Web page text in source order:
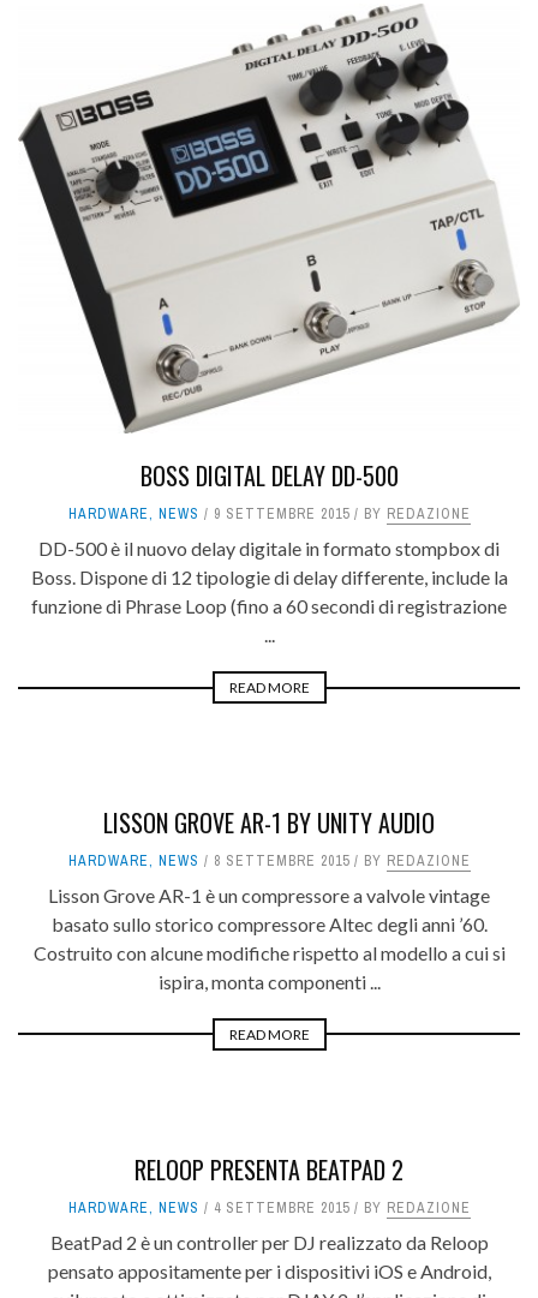
STUDI
MUSIC TECH
REAL LIFE
FREEWARE
MAGAZINE
BOSS DIGITAL DELAY DD-500
HARDWARE, NEWS 9 SETTEMBRE 2015 BY REDAZIONE
DD-500 è il nuovo delay digitale in formato stompbox di
Boss. Dispone di 12 tipologie di delay differente, include la
funzione di Phrase Loop (fino a 60 secondi di registrazione
...
READ MORE
LISSON GROVE AR-1 BY UNITY AUDIO
HARDWARE, NEWS 8 SETTEMBRE 2015 BY REDAZIONE
Lisson Grove AR-1 è un compressore a valvole vintage
basato sullo storico compressore Altec degli anni ’60.
Costruito con alcune modifiche rispetto al modello a cui si
ispira, monta componenti ...
READ MORE
RELOOP PRESENTA BEATPAD 2
HARDWARE, NEWS 4 SETTEMBRE 2015 BY REDAZIONE
BeatPad 2 è un controller per DJ realizzato da Reloop
pensato appositamente per i dispositivi iOS e Android,